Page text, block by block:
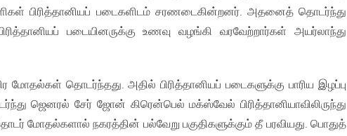
பிரித்தானியப் படைகளிடம் சரணடைகின்றனர். அதனைத் தொடர்ந்து
படையினருக்கு உணவு வழங்கி வரவேற்றார்கள் அயர்லாந்து
தொடர்ந்தது. அதில் பிரித்தானியப் படைகளுக்கு பாரிய இழப்பு
ஜெனரல் சேர் ஜோன் கிரென்பெல் மக்ஸ்வேல் பிரித்தானியாவிலிருந்து
மோதல்களால் நகரத்தின் பல்வேறு பகுதிகளுக்கும் தீ பரவியது. பொதுத்